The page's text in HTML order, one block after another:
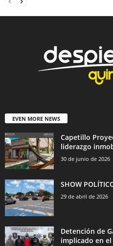
EVEN MORE NEWS
Capetillo
liderazgo
30 de junio de 2026
SHOW
29 de abril de 2026
Detención de
implicado en